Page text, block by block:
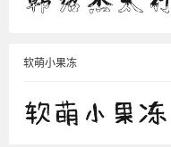
软萌小果冻